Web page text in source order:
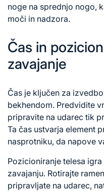
noge na sprednjo nogo,
moči in nadzora.
Čas in
zavajanje
Čas je ključen za
bekhendom. Predvidite
pripravite na udarec tik
Ta čas ustvarja element
nasprotniku, da napove
Pozicioniranje telesa
zavajanju. Rotirajte
pripravljate na udarec,